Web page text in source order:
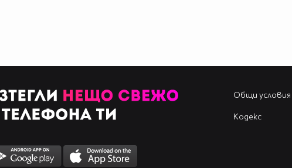
Общи условия
Кодекс